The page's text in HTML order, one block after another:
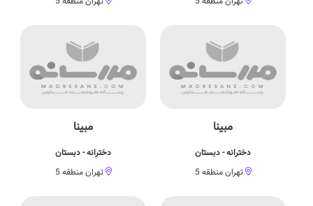
مبینا
دخترانه - دبستان
تهران منطقه 5
مبینا
دخترانه - دبستان
تهران منطقه 5